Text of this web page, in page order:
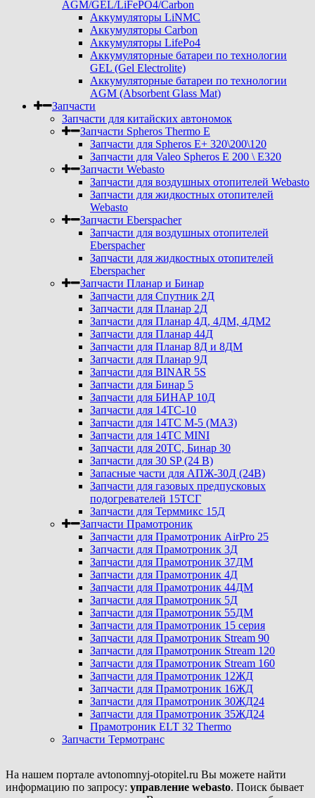
AGM/GEL/LiFePO4/Carbon
Аккумуляторы LiNMC
Аккумуляторы Carbon
Аккумуляторы LifePo4
Аккумуляторные батареи по технологии
GEL (Gel Electrolite)
Аккумуляторные батареи по технологии
AGM (Absorbent Glass Mat)
Запчасти
Запчасти для китайских автономок
Запчасти Spheros Thermo E
Запчасти для Spheros E+ 320\200\120
Запчасти для Valeo Spheros E 200 \ E320
Запчасти Webasto
Запчасти для воздушных отопителей Webasto
Запчасти для жидкостных отопителей
Webasto
Запчасти Eberspacher
Запчасти для воздушных отопителей
Eberspacher
Запчасти для жидкостных отопителей
Eberspacher
Запчасти Планар и Бинар
Запчасти для Спутник 2Д
Запчасти для Планар 2Д
Запчасти для Планар 4Д, 4ДМ, 4ДМ2
Запчасти для Планар 44Д
Запчасти для Планар 8Д и 8ДМ
Запчасти для Планар 9Д
Запчасти для BINAR 5S
Запчасти для Бинар 5
Запчасти для БИНАР 10Д
Запчасти для 14ТС-10
Запчасти для 14ТС М-5 (МАЗ)
Запчасти для 14ТС MINI
Запчасти для 20ТС, Бинар 30
Запчасти для 30 SP (24 В)
Запасные части для АПЖ-30Д (24В)
Запчасти для газовых предпусковых
подогревателей 15ТСГ
Запчасти для Терммикс 15Д
Запчасти Прамотроник
Запчасти для Прамотроник AirPro 25
Запчасти для Прамотроник 3Д
Запчасти для Прамотроник 37ДМ
Запчасти для Прамотроник 4Д
Запчасти для Прамотроник 44ДМ
Запчасти для Прамотроник 5Д
Запчасти для Прамотроник 55ДМ
Запчасти для Прамотроник 15 серия
Запчасти для Прамотроник Stream 90
Запчасти для Прамотроник Stream 120
Запчасти для Прамотроник Stream 160
Запчасти для Прамотроник 12ЖД
Запчасти для Прамотроник 16ЖД
Запчасти для Прамотроник 30ЖД24
Запчасти для Прамотроник 35ЖД24
Прамотроник ELT 32 Thermo
Запчасти Термотранс
На нашем портале avtonomnyj-otopitel.ru Вы можете найти
информацию по запросу: управление webasto. Поиск бывает